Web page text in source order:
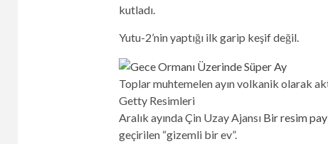
kutladı.
Yutu-2’nin yaptığı ilk garip keşif değil.
Toplar muhtemelen ayın volkanik olarak
Getty Resimleri
Aralık ayında Çin Uzay Ajansı Bir resim
geçirilen “gizemli bir ev”.